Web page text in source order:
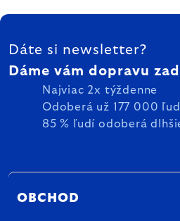
ZÁPÄTIE
Dáte si newsletter?
Dáme vám dopravu
Najviac 2x týždenne
Odoberá už 177 000
85 % ľudí odoberá
OBCHOD